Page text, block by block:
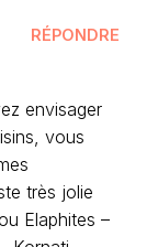
RÉPONDRE
envisager
vous
très jolie
Elaphites –